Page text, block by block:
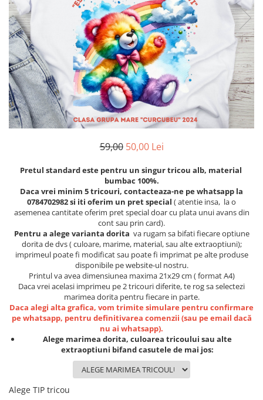
Cadouri barbati
Seturi cadou barbati
Seturi cadou barbati portofel si curea
Ceasuri pentru EL
Cadouri craciun barbati
Cadouri personalizate barbati
Cadouri copii
Caciuli copii
Cadouri copii 1 an
Cadouri craciun copii
Colectia Disney
Sticlă pentru apa Personalizată
Sepci personalizate
Seturi cadou pentru copii KID's Collection
Lenjerii de pat pentru copii
Cadouri Cuplu
Pijamale de CRACIUN
Pijamale de barbati
WINTER Collection
Etichete scolare
Sepci personalizate
Bannere personalizate scoli si gradinite
Caserole personalizate sandwich
Saculeti personalizati
Sticla de apa personalizata
Agende si caiete personalizate
59,00 50,00 Lei
Pretul standard este pentru un singur tricou alb, material
bumbac 100%.
Daca vrei minim 5 tricouri, contacteaza-ne pe whatsapp la
0784702982 si iti oferim un pret special ( atentie insa, la o
asemenea cantitate oferim pret special doar cu plata unui avans din
cont sau prin card).
Pentru a alege varianta dorita va rugam sa bifati fiecare optiune
dorita de dvs ( culoare, marime, material, sau alte extraoptiuni);
imprimeul poate fi modificat sau poate fi imprimat pe alte produse
disponibile pe website-ul nostru.
Printul va avea dimensiunea maxima 21x29 cm ( format A4)
Daca vrei acelasi imprimeu pe 2 tricouri diferite, te rog sa selectezi
marimea dorita pentru fiecare in parte.
Daca alegi alta grafica, vom trimite simulare pentru confirmare
pe whatsapp, pentru definitivarea comenzii (sau pe email dacă
nu ai whatsapp).
Alege marimea dorita, culoarea tricoului sau alte
extraoptiuni bifand casutele de mai jos:
Alege TIP tricou